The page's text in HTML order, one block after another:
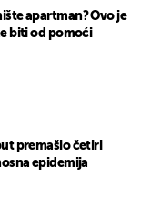
apartman? Ovo je
biti od pomoći
premašio četiri
epidemija